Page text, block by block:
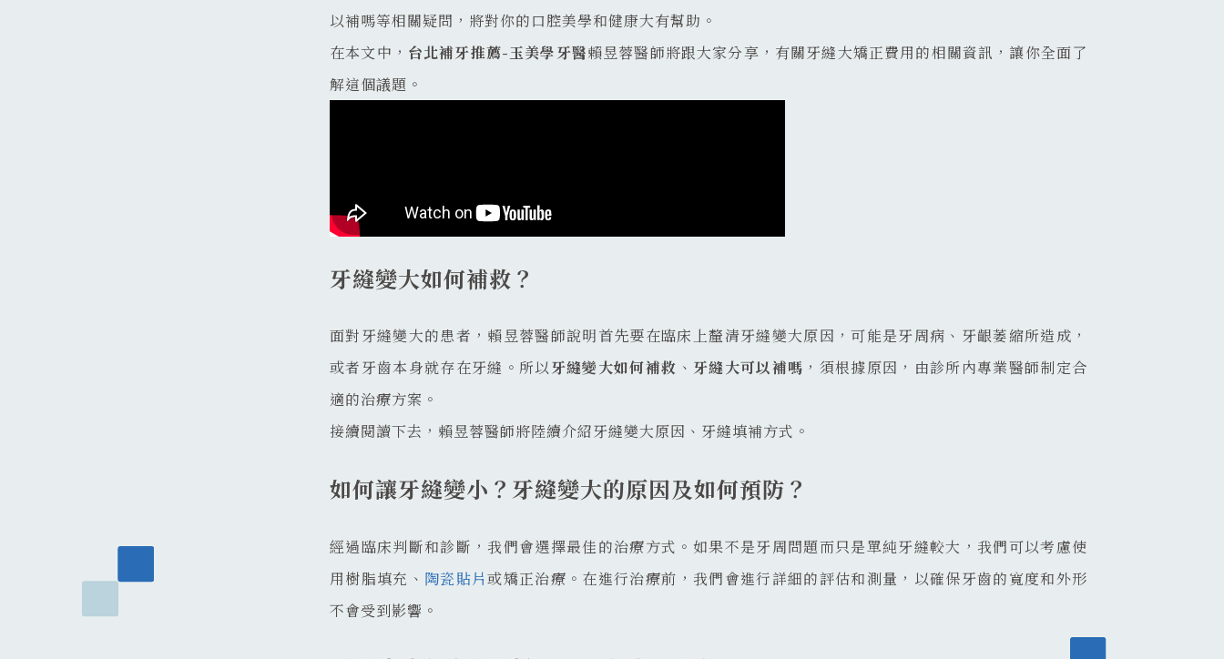
以補嗎等相關疑問，將對你的口腔美學和健康大有幫助。
在本文中， 台北補牙推薦-玉美學牙醫賴昱蓉醫師將跟大家分享，有關牙縫大矯正費用的相關資訊，讓你全面了
解這個議題。
牙縫變大如何補救？
面對牙縫變大的患者，賴昱蓉醫師說明首先要在臨床上釐清牙縫變大原因，可能是牙周病、牙齦萎縮所造成，
或者牙齒本身就存在牙縫。所以牙縫變大如何補救 、 牙縫大可以補嗎 ，須根據原因，由診所內專業醫師制定合
適的治療方案。
接續閱讀下去，賴昱蓉醫師將陸續介紹牙縫變大原因、牙縫填補方式。
如何讓牙縫變小？牙縫變大的原因及如何預防？
經過臨床判斷和診斷，我們會選擇最佳的治療方式。如果不是牙周問題而只是單純牙縫較大，我們可以考慮使
用樹脂填充、 陶瓷貼片或矯正治療。在進行治療前，我們會進行詳細的評估和測量，以確保牙齒的寬度和外形
不會受到影響。